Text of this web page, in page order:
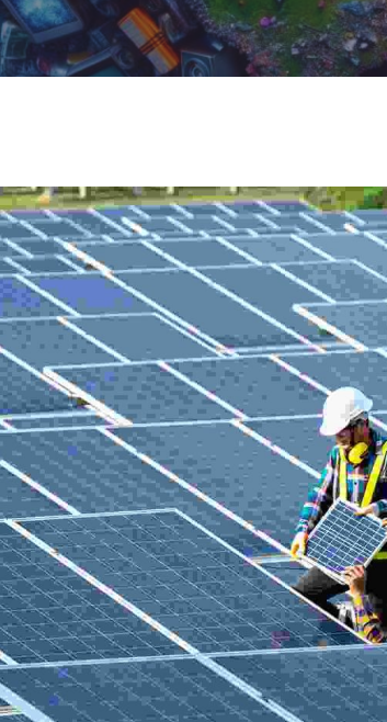
КАЛЕНДАР
ЗА КВАЛИТЕТ
ОПШТИНА
ЗАКОНОДАВСТВО